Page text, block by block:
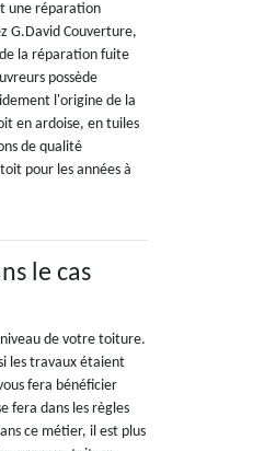
une réparation
G.David Couverture,
la réparation fuite
possède
l'origine de la
en ardoise, en tuiles
de qualité
pour les années à
le cas
de votre toiture.
les travaux étaient
fera bénéficier
fera dans les règles
ce métier, il est plus